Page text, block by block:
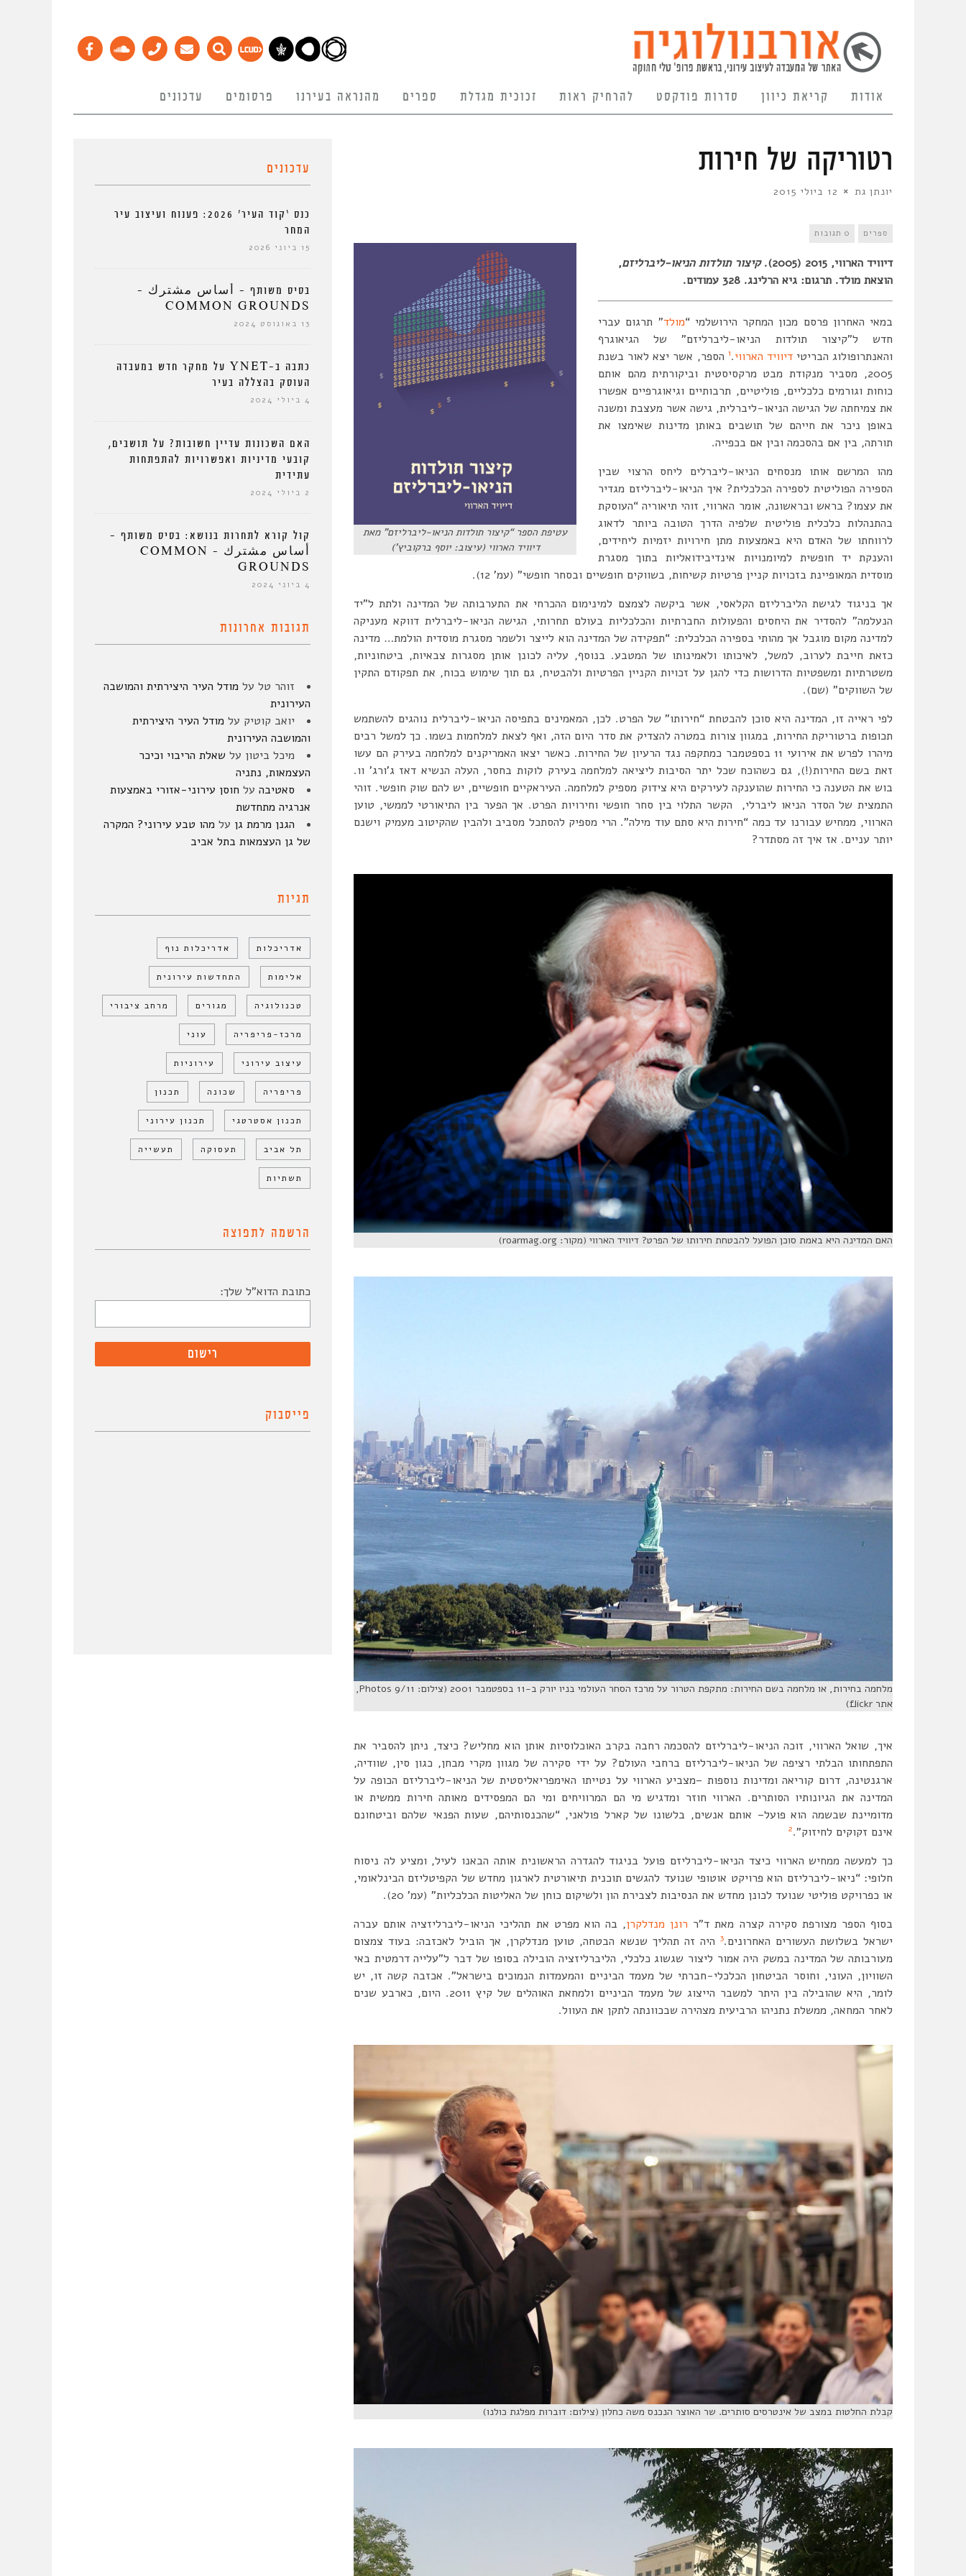
אודות קריאת כיוון סדרות פודקסט להרחיק ראות זכוכית מגדלת ספרים מהנראה בעירנו פרסומים עדכונים
רטוריקה של חירות
יונתן גת 12 ביולי 2015
ספרים 0 תגובות
עטיפת הספר “קיצור תולדות הניאו-ליברליזם” מאת
דיוויד הארווי (עיצוב: יוסף ברקוביץ’)
דיוויד הארווי, 2015 (2005). קיצור תולדות הניאו-ליברליזם,
הוצאת מולד. תרגום: גיא הרלינג. 328 עמודים.
במאי האחרון פרסם מכון המחקר הירושלמי “מולד” תרגום עברי
חדש ל”קיצור תולדות הניאו-ליברליזם” של הגיאוגרף
והאנתרופולוג הבריטידיוויד הארווי.
1 הספר, אשר יצא לאור בשנת
2005, מסביר מנקודת מבט מרקסיסטית וביקורתית מהם אותם
כוחות וגורמים כלכליים, פוליטיים, תרבותיים וגיאוגרפיים אפשרו
את צמיחתה של הגישה הניאו-ליברלית, גישה אשר מעצבת ומשנה
באופן ניכר את חייהם של תושבים באותן מדינות שאימצו את
תורתה, בין אם בהסכמה ובין אם בכפייה.
מהו המרשם אותו מנסחים הניאו-ליברלים ליחס הרצוי שבין
הספירה הפוליטית לספירה הכלכלית? איך הניאו-ליברליזם מגדיר
את עצמו? בראש ובראשונה, אומר הארווי, זוהי תיאוריה “העוסקת
בהתנהלות כלכלית פוליטית שלפיה הדרך הטובה ביותר לדאוג
לרווחתו של האדם היא באמצעות מתן חירויות יזמיות ליחידים,
והענקת יד חופשית למיומנויות אינדיבידואליות בתוך מסגרת
מוסדית המאופיינת בזכויות קניין פרטיות קשיחות, בשווקים חופשיים ובסחר חופשי” (עמ’ 12).
אך בניגוד לגישת הליברליזם הקלאסי, אשר ביקשה לצמצם למינימום ההכרחי את התערבותה של המדינה ולתת ל”יד
הנעלמה” להסדיר את היחסים והפעולות החברתיות והכלכליות בעולם תחרותי, הגישה הניאו-ליברלית דווקא מעניקה
למדינה מקום מוגבל אך מהותי בספירה הכלכלית: “תפקידה של המדינה הוא לייצר ולשמר מסגרת מוסדית הולמת… מדינה
כזאת חייבת לערוב, למשל, לאיכותו ולאמינותו של המטבע. בנוסף, עליה לכונן אותן מסגרות צבאיות, ביטחוניות,
משטרתיות ומשפטיות הדרושות כדי להגן על זכויות הקניין הפרטיות ולהבטיח, גם תוך שימוש בכוח, את תפקודם התקין
של השווקים” (שם).
לפי ראייה זו, המדינה היא סוכן להבטחת “חירותו” של הפרט. לכן, המאמינים בתפיסה הניאו-ליברלית נוהגים להשתמש
תכופות ברטוריקת החירות, במגוון צורות במטרה להצדיק את סדר היום הזה, ואף לצאת למלחמות בשמו. כך למשל רבים
מיהרו לפרש את אירועי 11 בספטמבר כמתקפה נגד הרעיון של החירות. כאשר יצאו האמריקנים למלחמה בעירק הם עשו
זאת בשם החירות(!), גם כשהוכח שכל יתר הסיבות ליציאה למלחמה בעירק לוקות בחסר, העלה הנשיא דאז ג’ורג’ וו.
בוש את הטענה כי החירות שהוענקה לעירקים היא צידוק מספיק למלחמה. העיראקיים חופשיים, יש להם שוק חופשי. זוהי
התמצית של הסדר הניאו ליברלי, הקשר התלוי בין סחר חופשי וחירויות הפרט. אך הפער בין התיאורטי לממשי, טוען
הארווי, ממחיש עבורנו עד כמה “חירות היא סתם עוד מילה”. הרי מספיק להסתכל מסביב ולהבין שהקיטוב מעמיק וישנם
יותר עניים. אז איך זה מסתדר?
האם המדינה היא באמת סוכן הפועל להבטחת חירותו של הפרט? דיוויד הארווי (מקור: roarmag.org)
מלחמה בחירות, או מלחמה בשם החירות: מתקפת הטרור על מרכז הסחר העולמי בניו יורק ב-11 בספטמבר 2001 (צילום: 9/11 Photos,
אתר flickr)
איך, שואל הארווי, זוכה הניאו-ליברליזם להסכמה רחבה בקרב האוכלוסיות אותן הוא מחליש? כיצד, ניתן להסביר את
התפתחותו הבלתי רציפה של הניאו-ליברליזם ברחבי העולם? על ידי סקירה של מגוון מקרי מבחן, כגון סין, שוודיה,
ארגנטינה, דרום קוריאה ומדינות נוספות –מצביע הארווי על נטייתו האימפריאליסטית של הניאו-ליברליזם הכופה על
המדינה את הגיונותיו הסותרים. הארווי חוזר ומדגיש מי הם המרוויחים ומי הם המפסידים מאותה חירות ממשית או
מדומיינת שבשמה הוא פועל– אותם אנשים, בלשונו של קארל פולאני, “שהכנסותיהם, שעות הפנאי שלהם וביטחונם
אינם זקוקים לחיזוק”.2
כך למעשה ממחיש הארווי כיצד הניאו-ליברליזם פועל בניגוד להגדרה הראשונית אותה הבאנו לעיל, ומציע לה ניסוח
חלופי: “ניאו-ליברליזם הוא פרויקט אוטופי שנועד להגשים תוכנית תיאורטית לארגון מחדש של הקפיטליזם הבינלאומי,
או כפרויקט פוליטי שנועד לכונן מחדש את הנסיבות לצבירת הון ולשיקום כוחן של האליטות הכלכליות” (עמ’ 20).
בסוף הספר מצורפת סקירה קצרה מאת ד”ר רונן מנדלקרן, בה הוא מפרט את תהליכי הניאו-ליברליזציה אותם עברה
ישראל בשלושת העשורים האחרונים.3 היה זה תהליך שנשא הבטחה, טוען מנדלקרן, אך הוביל לאכזבה: בעוד צמצום
מעורבותה של המדינה במשק היה אמור ליצור שגשוג כלכלי, הליברליזציה הובילה בסופו של דבר ל”עלייה דרמטית באי
השוויון, העוני, וחוסר הביטחון הכלכלי-חברתי של מעמד הביניים והמעמדות הנמוכים בישראל”. אכזבה קשה זו, יש
לומר, היא שהובילה בין היתר למשבר הייצוג של מעמד הביניים ולמחאת האוהלים של קיץ 2011. היום, כארבע שנים
לאחר המחאה, ממשלת נתניהו הרביעית מצהירה שבכוונתה לתקן את העוול.
קבלת החלטות במצב של אינטרסים סותרים. שר האוצר הנכנס משה כחלון (צילום: דוברות מפלגת כולנו)
עדכונים
כנס ‘קוד העיר’ 2026: פענוח ועיצוב עיר
המחר
15 ביוני 2026
בסיס משותף – أساس مشترك –
COMMON GROUNDS
13 באוגוסט 2024
כתבה ב-YNET על מחקר חדש במעבדה
העוסק בהצללה בעיר
4 ביולי 2024
האם השכונות עדיין חשובות? על תושבים,
קובעי מדיניות ואפשרויות להתפתחות
עתידית
2 ביולי 2024
קול קורא לתחרות בנושא: בסיס משותף –
أساس مشترك – COMMON
GROUNDS
4 ביוני 2024
תגובות אחרונות
זוהר טל על מודל העיר היצירתית והמושבה
העירונית
יואב קוטיק על מודל העיר היצירתית
והמושבה העירונית
מיכל ביטון על שאלת הריבוי וכיכר
העצמאות, נתניה
סאטיבה על חוסן עירוני-אזורי באמצעות
אנרגיה מתחדשת
הגנן מרמת גן על מהו טבע עירוני? המקרה
של גן העצמאות בתל אביב
תגיות
אדריכלות אדריכלות נוף
אלימות התחדשות עירונית
טכנולוגיה מגורים מרחב ציבורי
מרכז-פריפריה עוני
עיצוב עירוני עירוניות
פריפריה שכונה תכנון
תכנון אסטרטגי תכנון עירוני
תל אביב תעסוקה תעשייה
תשתיות
הרשמה לתפוצה
כתובת הדוא"ל שלך:
פייסבוק